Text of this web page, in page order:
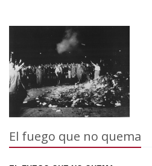
El fuego que no quema